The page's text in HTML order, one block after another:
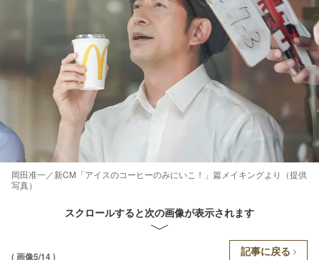
岡田准一／新CM「アイスのコーヒーのみにいこ！」篇メイキングより（提供
写真）
スクロールすると次の画像が表示されます
( 画像5/14 ) 記事に戻る